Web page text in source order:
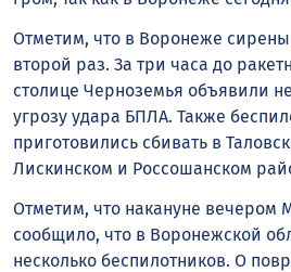
Отметим, что в Воронеже
второй раз. За три часа до
столице Черноземья объявили
угрозу удара БПЛА. Также
приготовились сбивать в
Лискинском и Россошанском
Отметим, что накануне вечером
сообщило, что в Воронежской
несколько беспилотников. О